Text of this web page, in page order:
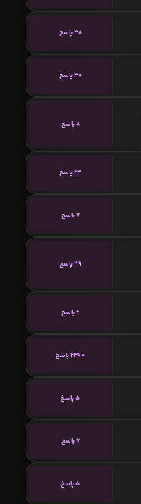
38 پاسخ
38 پاسخ
8 پاسخ
23 پاسخ
7 پاسخ
39 پاسخ
6 پاسخ
2390 پاسخ
5 پاسخ
7 پاسخ
5 پاسخ